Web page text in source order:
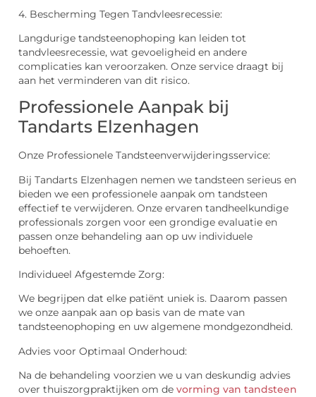
4. Bescherming Tegen Tandvleesrecessie:
Langdurige tandsteenophoping kan leiden tot
tandvleesrecessie, wat gevoeligheid en andere
complicaties kan veroorzaken. Onze service draagt bij
aan het verminderen van dit risico.
Professionele Aanpak bij
Tandarts Elzenhagen
Onze Professionele Tandsteenverwijderingsservice:
Bij Tandarts Elzenhagen nemen we tandsteen serieus en
bieden we een professionele aanpak om tandsteen
effectief te verwijderen. Onze ervaren tandheelkundige
professionals zorgen voor een grondige evaluatie en
passen onze behandeling aan op uw individuele
behoeften.
Individueel Afgestemde Zorg:
We begrijpen dat elke patiënt uniek is. Daarom passen
we onze aanpak aan op basis van de mate van
tandsteenophoping en uw algemene mondgezondheid.
Advies voor Optimaal Onderhoud:
Na de behandeling voorzien we u van deskundig advies
over thuiszorgpraktijken om de vorming van tandsteen